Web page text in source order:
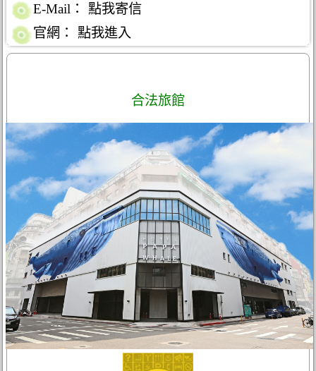
E-Mail：
點我寄信
官網：
點我進入
合法旅館